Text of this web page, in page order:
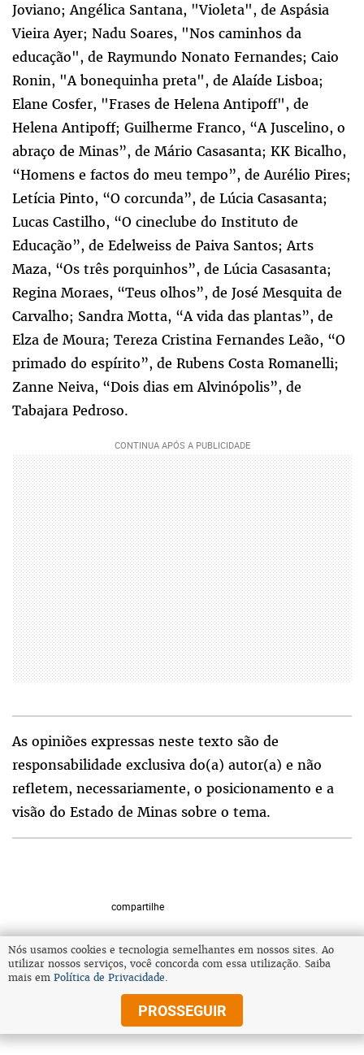
Joviano; Angélica Santana, "Violeta", de Aspásia
Vieira Ayer; Nadu Soares, "Nos caminhos da
educação", de Raymundo Nonato Fernandes; Caio
Ronin, "A bonequinha preta", de Alaíde Lisboa;
Elane Cosfer, "Frases de Helena Antipoff", de
Helena Antipoff; Guilherme Franco, “A Juscelino, o
abraço de Minas”, de Mário Casasanta; KK Bicalho,
“Homens e factos do meu tempo”, de Aurélio Pires;
Letícia Pinto, “O corcunda”, de Lúcia Casasanta;
Lucas Castilho, “O cineclube do Instituto de
Educação”, de Edelweiss de Paiva Santos; Arts
Maza, “Os três porquinhos”, de Lúcia Casasanta;
Regina Moraes, “Teus olhos”, de José Mesquita de
Carvalho; Sandra Motta, “A vida das plantas”, de
Elza de Moura; Tereza Cristina Fernandes Leão, “O
primado do espírito”, de Rubens Costa Romanelli;
Zanne Neiva, “Dois dias em Alvinópolis”, de
Tabajara Pedroso.
As opiniões expressas neste texto são de
responsabilidade exclusiva do(a) autor(a) e não
refletem, necessariamente, o posicionamento e a
visão do Estado de Minas sobre o tema.
compartilhe
VOLTAR AO TOPO
© Copyright 2025 Diários Associados
Todos os direitos reservados.
Nós usamos cookies e tecnologia semelhantes em nossos sites. Ao
utilizar nossos serviços, você concorda com essa utilização. Saiba
mais em Política de Privacidade.
PROSSEGUIR